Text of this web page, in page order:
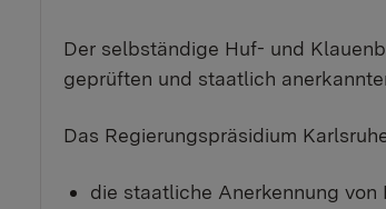
Der selbständige Huf- und
geprüften und staatlich
Das Regierungspräsidium
die staatliche Anerkennung